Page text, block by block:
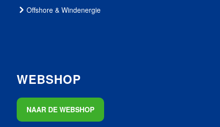
Offshore & Windenergie
WEBSHOP
NAAR DE WEBSHOP